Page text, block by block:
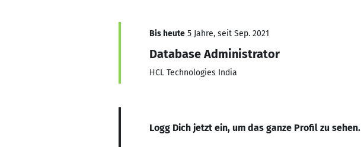
Bis heute 5 Jahre, seit Sep. 2021
Database Administrator
HCL Technologies India
Logg Dich jetzt ein, um das ganze Profil zu sehen.